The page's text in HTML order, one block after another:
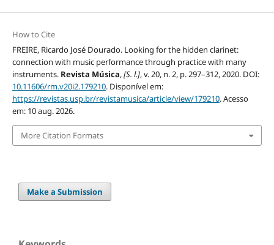
How to Cite
FREIRE, Ricardo José Dourado. Looking for the hidden clarinet:
connection with music performance through practice with many
instruments. Revista Música,[S. l.], v. 20, n. 2, p. 297–312, 2020. DOI:
10.11606/rm.v20i2.179210. Disponível em:
https://revistas.usp.br/revistamusica/article/view/179210. Acesso
em: 10 aug. 2026.
More Citation Formats
Make a Submission